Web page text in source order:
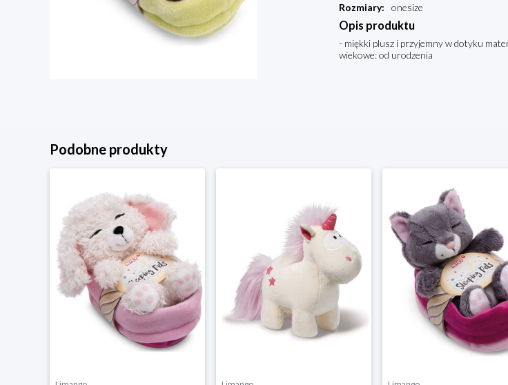
Rozmiary: onesize
Opis produktu
- miękki plusz i przyjemny w dotyku
wiekowe: od urodzenia
Podobne produkty